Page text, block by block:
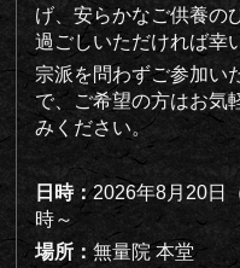
げ、安らかなご供養の
過ごしいただければ幸
宗派を問わずご参加い
で、ご希望の方はお気
みください。
日時：2026年8月20日
時～
場所： 無量院 本堂